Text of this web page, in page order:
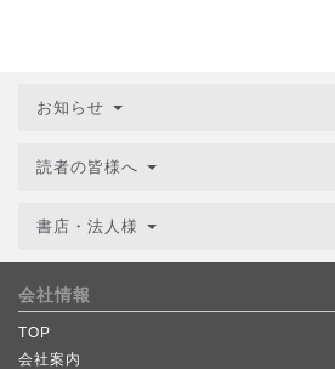
お知らせ
読者の皆様へ
書店・法人様
会社情報
TOP
会社案内